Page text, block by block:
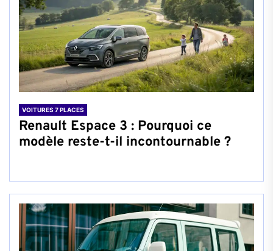
VOITURES 7 PLACES
Renault Espace 3 : Pourquoi ce
modèle reste-t-il incontournable ?